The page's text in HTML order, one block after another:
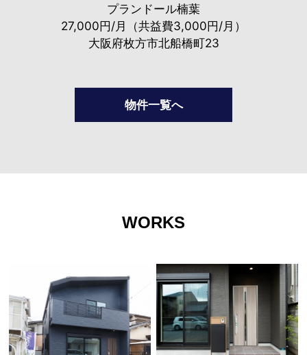
プランドール楠葉
27,000円/月（共益費3,000円/月）
大阪府枚方市北船橋町23
物件一覧へ
WORKS